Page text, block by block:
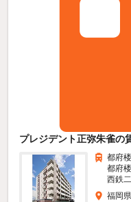
プレジデント正弥朱雀の
都府
都府
西鉄
福岡